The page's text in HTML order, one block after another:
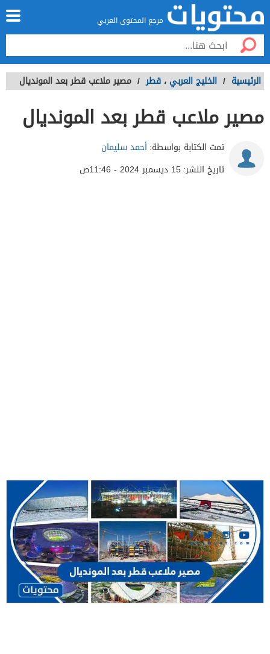
مرجع المحتوى العربي
الرئيسية / الخليج العربي ، قطر / مصير ملاعب قطر بعد المونديال
مصير ملاعب قطر بعد المونديال
تمت الكتابة بواسطة:أحمد سليمان
تاريخ النشر:15 ديسمبر 2024 - 11:46ص